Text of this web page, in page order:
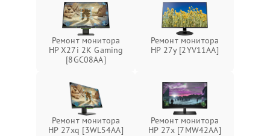
Ремонт монитора
HP X27i 2K Gaming
[8GC08AA]
Ремонт монитора
HP 27y [2YV11AA]
Ремонт монитора
HP 27xq [3WL54AA]
Ремонт монитора
HP 27x [7MW42AA]